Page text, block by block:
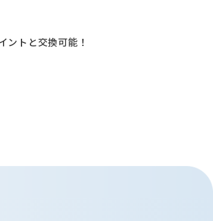
ントと交換可能！